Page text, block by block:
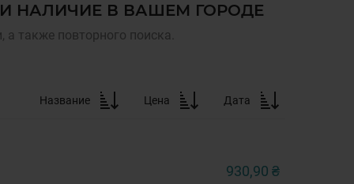
НАЛИЧИЕ В ВАШЕМ ГОРОДЕ
также повторного поиска.
Название Цена Дата
930,90 ₴